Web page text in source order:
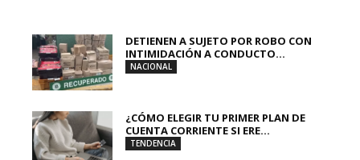
DETIENEN A SUJETO POR ROBO CON
INTIMIDACIÓN A CONDUCTO...
NACIONAL
¿CÓMO ELEGIR TU PRIMER PLAN DE
CUENTA CORRIENTE SI ERE...
TENDENCIA